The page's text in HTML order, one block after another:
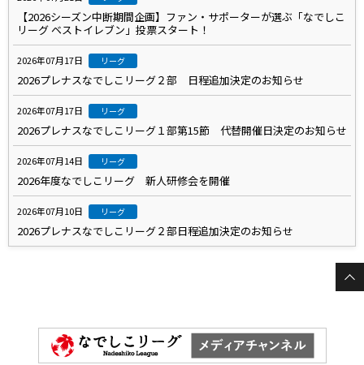
【2026シーズン中断期間企画】ファン・サポーターが選ぶ「なでしこ
リーグ ベストイレブン」投票スタート！
2026年07月17日 リーグ
2026プレナスなでしこリーグ２部 日程追加決定のお知らせ
2026年07月17日 リーグ
2026プレナスなでしこリーグ１部第15節 代替開催日決定のお知らせ
2026年07月14日 リーグ
2026年度なでしこリーグ 新人研修会を開催
2026年07月10日 リーグ
2026プレナスなでしこリーグ２部日程追加決定のお知らせ